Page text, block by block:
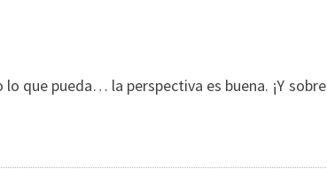
que pueda… la perspectiva es buena. ¡Y sobre